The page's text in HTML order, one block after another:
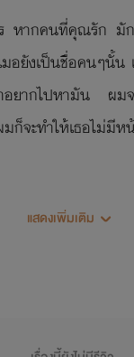
หากคนที่คุณรัก มัก
อยังเป็นชื่อคนๆนั้น
ยากไปหามัน ผมจ
ก็จะทำให้เธอไม่มีห
นูชอบพี่นะ หนูอยา
แสดงเพิ่มเติม